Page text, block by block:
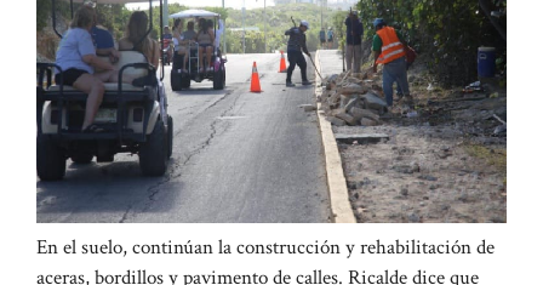
En el suelo, continúan la construcción y rehabilitación de
aceras, bordillos y pavimento de calles. Ricalde dice que